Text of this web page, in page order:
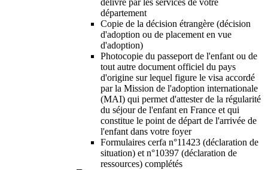
délivré par les services de votre
département
Copie de la décision étrangère (décision
d'adoption ou de placement en vue
d'adoption)
Photocopie du passeport de l'enfant ou de
tout autre document officiel du pays
d'origine sur lequel figure le visa accordé
par la Mission de l'adoption internationale
(MAI) qui permet d'attester de la régularité
du séjour de l'enfant en France et qui
constitue le point de départ de l'arrivée de
l'enfant dans votre foyer
Formulaires cerfa n°11423 (déclaration de
situation) et n°10397 (déclaration de
ressources) complétés